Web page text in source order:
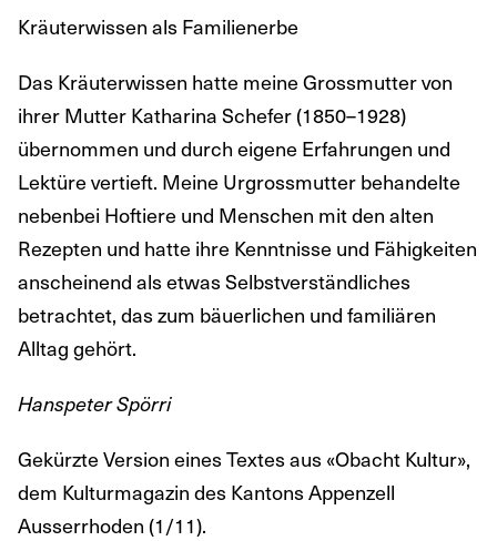
Kräuterwissen als Familienerbe
Das Kräuterwissen hatte meine Grossmutter von
ihrer Mutter Katharina Schefer (1850–1928)
übernommen und durch eigene Erfahrungen und
Lektüre vertieft. Meine Urgrossmutter behandelte
nebenbei Hoftiere und Menschen mit den alten
Rezepten und hatte ihre Kenntnisse und Fähigkeiten
anscheinend als etwas Selbstverständliches
betrachtet, das zum bäuerlichen und familiären
Alltag gehört.
Hanspeter Spörri
Gekürzte Version eines Textes aus «Obacht Kultur»,
dem Kulturmagazin des Kantons Appenzell
Ausserrhoden (1/11).